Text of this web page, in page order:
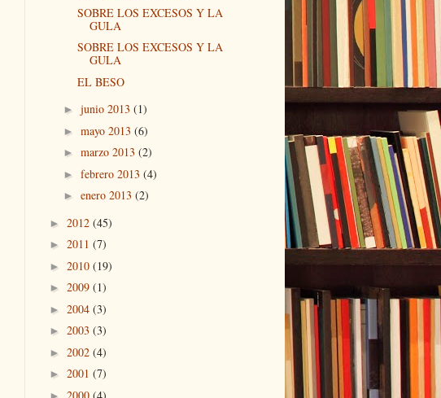
SOBRE LOS EXCESOS Y LA
GULA
SOBRE LOS EXCESOS Y LA
GULA
EL BESO
► junio 2013 (1)
► mayo 2013 (6)
► marzo 2013 (2)
► febrero 2013 (4)
► enero 2013 (2)
► 2012 (45)
► 2011 (7)
► 2010 (19)
► 2009 (1)
► 2004 (3)
► 2003 (3)
► 2002 (4)
► 2001 (7)
► 2000 (4)